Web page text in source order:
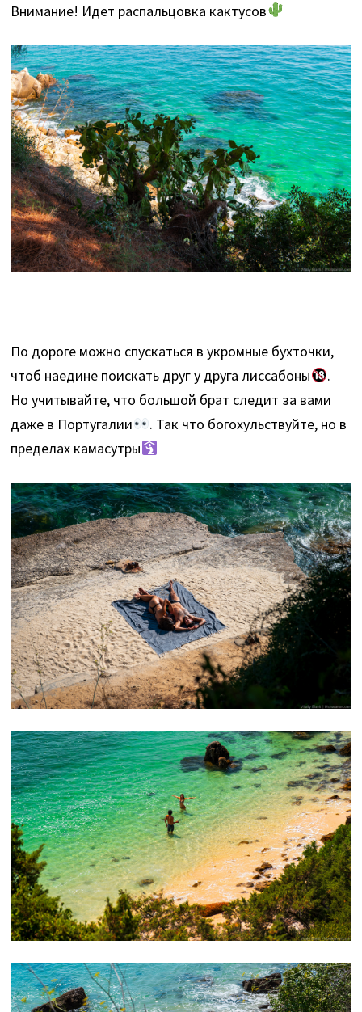
Внимание! Идет распальцовка кактусов
По дороге можно спускаться в укромные бухточки,
чтоб наедине поискать друг у друга лиссабоны
.
Но учитывайте, что большой брат следит за вами
даже в Португалии
. Так что богохульствуйте, но в
пределах камасутры